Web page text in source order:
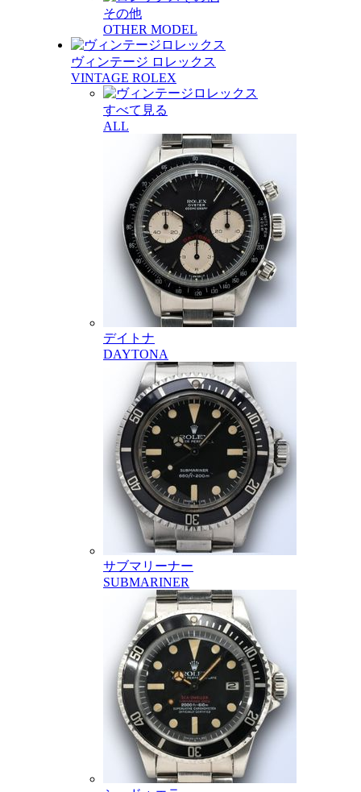
その他
OTHER MODEL
ヴィンテージ ロレックス
VINTAGE ROLEX
すべて見る
ALL
デイトナ
DAYTONA
サブマリーナー
SUBMARINER